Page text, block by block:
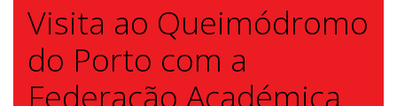
Visita ao Queimódromo
do Porto com a
Federação Académica